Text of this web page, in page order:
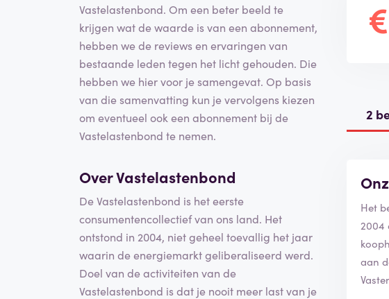
Vastelastenbond. Om een beter beeld te
krijgen wat de waarde is van een abonnement,
hebben we de reviews en ervaringen van
bestaande leden tegen het licht gehouden. Die
hebben we hier voor je samengevat. Op basis
van die samenvatting kun je vervolgens kiezen
om eventueel ook een abonnement bij de
Vastelastenbond te nemen.
Over Vastelastenbond
De Vastelastenbond is het eerste
consumentencollectief van ons land. Het
ontstond in 2004, niet geheel toevallig het jaar
waarin de energiemarkt geliberaliseerd werd.
Doel van de activiteiten van de
Vastelastenbond is dat je nooit meer last van je
2
Het
2004
aan